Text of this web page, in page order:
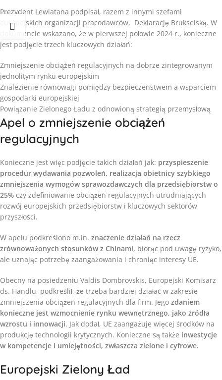
Prezydent Lewiatana podpisał, razem z innymi szefami
europejskich organizacji pracodawców, Deklarację Brukselską. W
dokumencie wskazano, że w pierwszej połowie 2024 r., konieczne
jest podjęcie trzech kluczowych działań:
Zmniejszenie obciążeń regulacyjnych na dobrze zintegrowanym
jednolitym rynku europejskim
Znalezienie równowagi pomiędzy bezpieczeństwem a wsparciem
gospodarki europejskiej
Powiązanie Zielonego Ładu z odnowioną strategią przemysłową
Apel o zmniejszenie obciążeń
regulacyjnych
Konieczne jest więc podjęcie takich działań jak: przyspieszenie
procedur wydawania pozwoleń, realizacja obietnicy szybkiego
zmniejszenia wymogów sprawozdawczych dla przedsiębiorstw o
25% czy zdefiniowanie obciążeń regulacyjnych utrudniających
rozwój europejskich przedsiębiorstw i kluczowych sektorów
przyszłości.
W apelu podkreślono m.in. znaczenie działań na rzecz
zrównoważonych stosunków z Chinami, biorąc pod uwagę ryzyko,
ale uznając potrzebę zaangażowania i chroniąc interesy UE.
Obecny na posiedzeniu Valdis Dombrovskis, Europejski Komisarz
ds. Handlu, podkreślił, że trzeba bardziej działać w zakresie
zmniejszenia obciążeń regulacyjnych dla firm. Jego zdaniem
konieczne jest wzmocnienie rynku wewnętrznego, jako źródła
wzrostu i innowacji. Jak dodał, UE zaangażuje więcej środków na
produkcję technologii krytycznych. Konieczne są także inwestycje
w kompetencje i umiejętności, zwłaszcza zielone i cyfrowe.
Europejski Zielony Ład